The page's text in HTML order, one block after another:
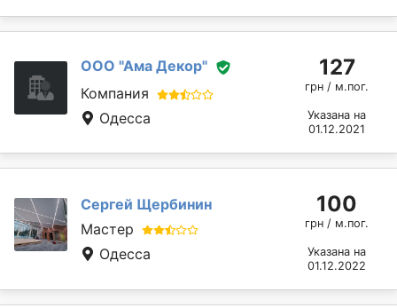
ООО "Ама Декор"
Компания
Одесса
127
грн / м.пог.
Указана на
01.12.2021
Сергей Щербинин
Мастер
Одесса
100
грн / м.пог.
Указана на
01.12.2022